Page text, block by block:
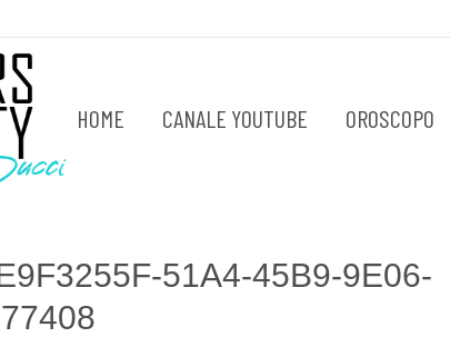
HOME CANALE YOUTUBE OROSCOPO
51A4-45B9-9E06-